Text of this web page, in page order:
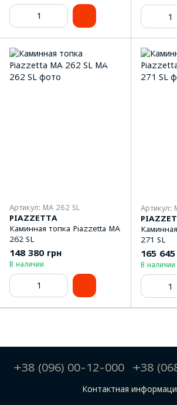
Артикул: MA 262 SL
PIAZZETTA
Каминная топка Piazzetta MA
262 SL
148 380 грн
В наличии
Артикул:
271 SL
165 645
В наличии
+38 (096) 00-12-000 +38
Контактная